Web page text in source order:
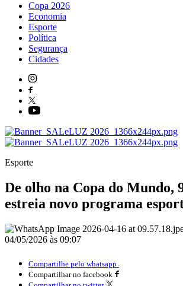
Copa 2026
Economia
Esporte
Política
Segurança
Cidades
Esporte
De olho na Copa do Mundo,
estreia novo programa
04/05/2026 às 09:07
Compartilhe pelo whatsapp
Compartilhar no facebook